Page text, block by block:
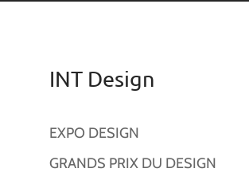
INT Design
EXPO DESIGN
GRANDS PRIX DU DESIGN